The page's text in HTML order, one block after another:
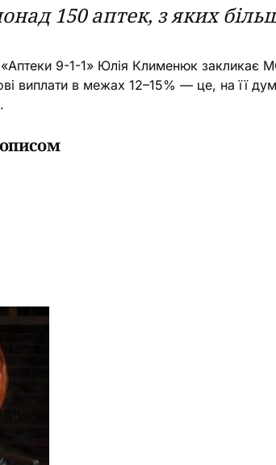
150 аптек, з яких
9-1-1» Юлія Клименюк закликає
виплати в межах 12–15% — це, на її